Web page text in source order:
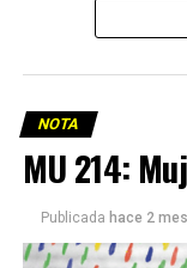
NOTA
MU 214:
Publicada hace 2